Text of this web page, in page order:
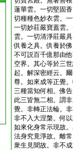
蓮華雲。一切堅固
切種種色妙衣雲。
一切妙莊嚴寶蓋雲
雲。一切清淨莊嚴
供養之具。供養於
不可説百千億那由
空界。其心等於三
起。解深密經云。
尊。如來成等正覺
三種當知何相。佛
此三皆無二相。謂
覺。非轉正法輪。
非不入大涅槃。何
如來化身常示現故
法身究竟淨故。離
衆生見聞故。非不